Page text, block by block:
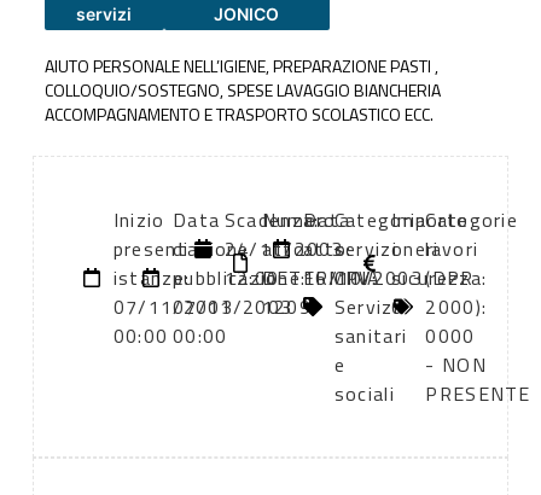
servizi
JONICO
AIUTO PERSONALE NELL’IGIENE, PREPARAZIONE PASTI ,
COLLOQUIO/SOSTEGNO, SPESE LAVAGGIO BIANCHERIA
ACCOMPAGNAMENTO E TRASPORTO SCOLASTICO ECC.
Inizio
presentazione
istanze:
07/11/2003
00:00
Data
di
pubblicazione:
07/11/2003
00:00
Scadenza:
24/11/2003
12:00
Numero
atto:
DETERMINA
1209
Data
atto:
16/10/2003
Categoria
servizi
CPV:
Servizi
sanitari
e
sociali
Importo
oneri
sicurezza:
0
Categorie
lavori
(DPR
2000):
0000
- NON
PRESENTE